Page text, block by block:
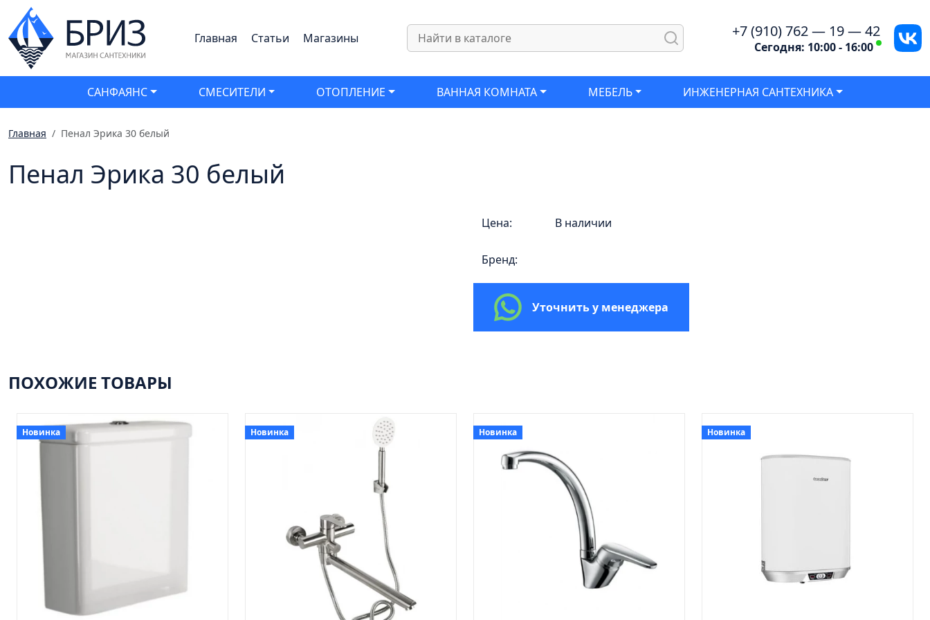
Главная Статьи Магазины +7 (910) 762 — 19 — 42
Сегодня: 10:00 - 16:00
САНФАЯНС СМЕСИТЕЛИ ОТОПЛЕНИЕ ВАННАЯ КОМНАТА МЕБЕЛЬ ИНЖЕНЕРНАЯ САНТЕХНИКА
Главная Пенал Эрика 30 белый
Пенал Эрика 30 белый
Цена: В наличии
Бренд:
Уточнить у менеджера
ПОХОЖИЕ ТОВАРЫ
Новинка Новинка Новинка Новинка